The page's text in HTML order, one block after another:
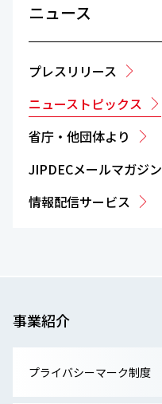
ニュース
プレスリリース
ニューストピックス
省庁・他団体より
JIPDECメールマガジン
情報配信サービス
事業紹介
プライバシーマーク制度